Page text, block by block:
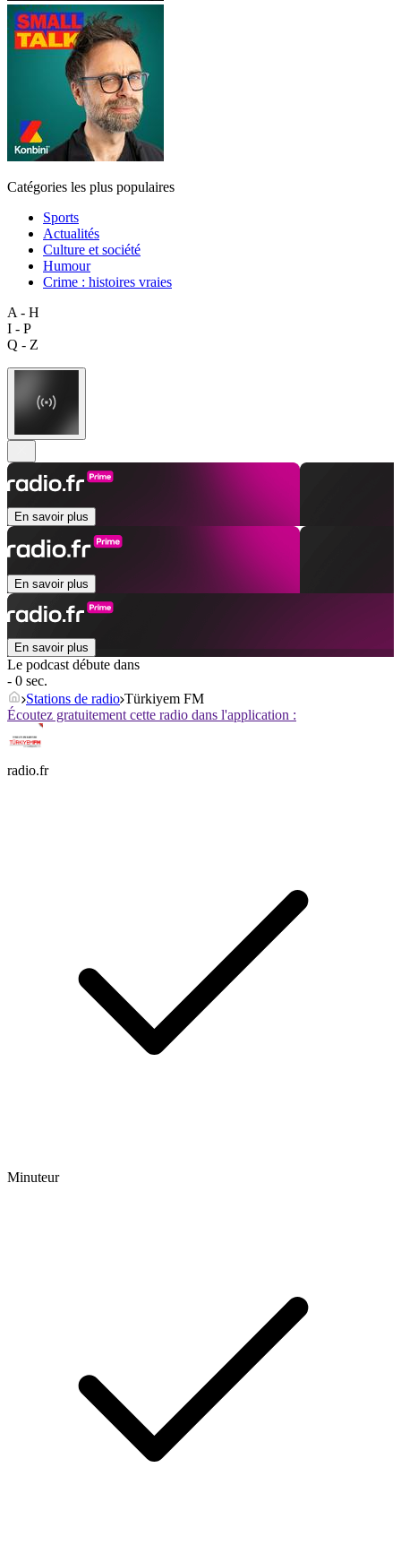
Catégories les plus populaires
Sports
Actualités
Culture et société
Humour
Crime : histoires vraies
A - H
I - P
Q - Z
En savoir plus
En savoir plus
En savoir plus
Le podcast débute dans
- 0 sec.
Stations de radio Türkiyem FM
Écoutez gratuitement cette radio dans l'application :
radio.fr
Minuteur